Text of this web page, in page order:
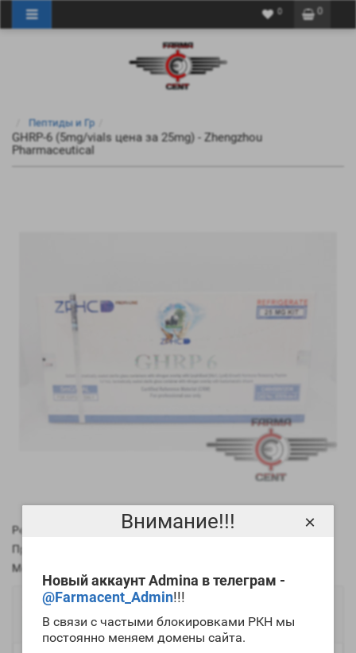
Внимание!!!
Новый аккаунт Admina в телеграм -
@Farmacent_Admin!!!
В связи с частыми блокировками РКН мы
постоянно меняем домены сайта.
×
0
0
Пептиды и Гр
GHRP-6 (5mg/vials цена за 25mg) - Zhengzhou
Pharmaceutical
Рейтинг:
Производитель:
Модель:
3432р.
Есть в наличии